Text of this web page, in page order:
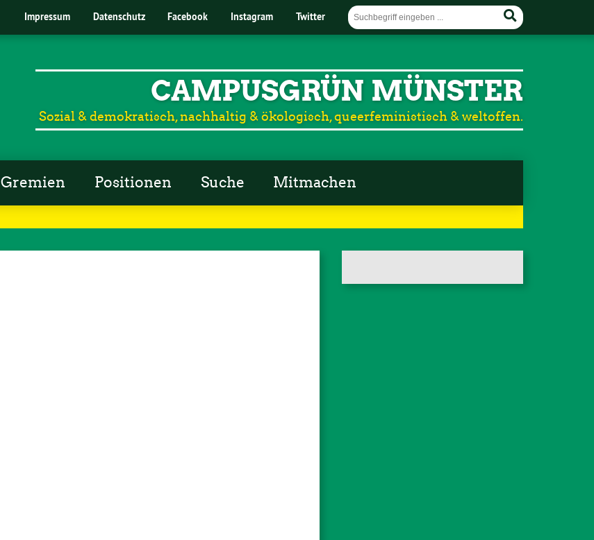
Impressum Datenschutz Facebook Instagram Twitter
CAMPUSGRÜN MÜNSTER
Sozial & demokratisch, nachhaltig & ökologisch, queerfeministisch & weltoffen.
Gremien Positionen Suche Mitmachen